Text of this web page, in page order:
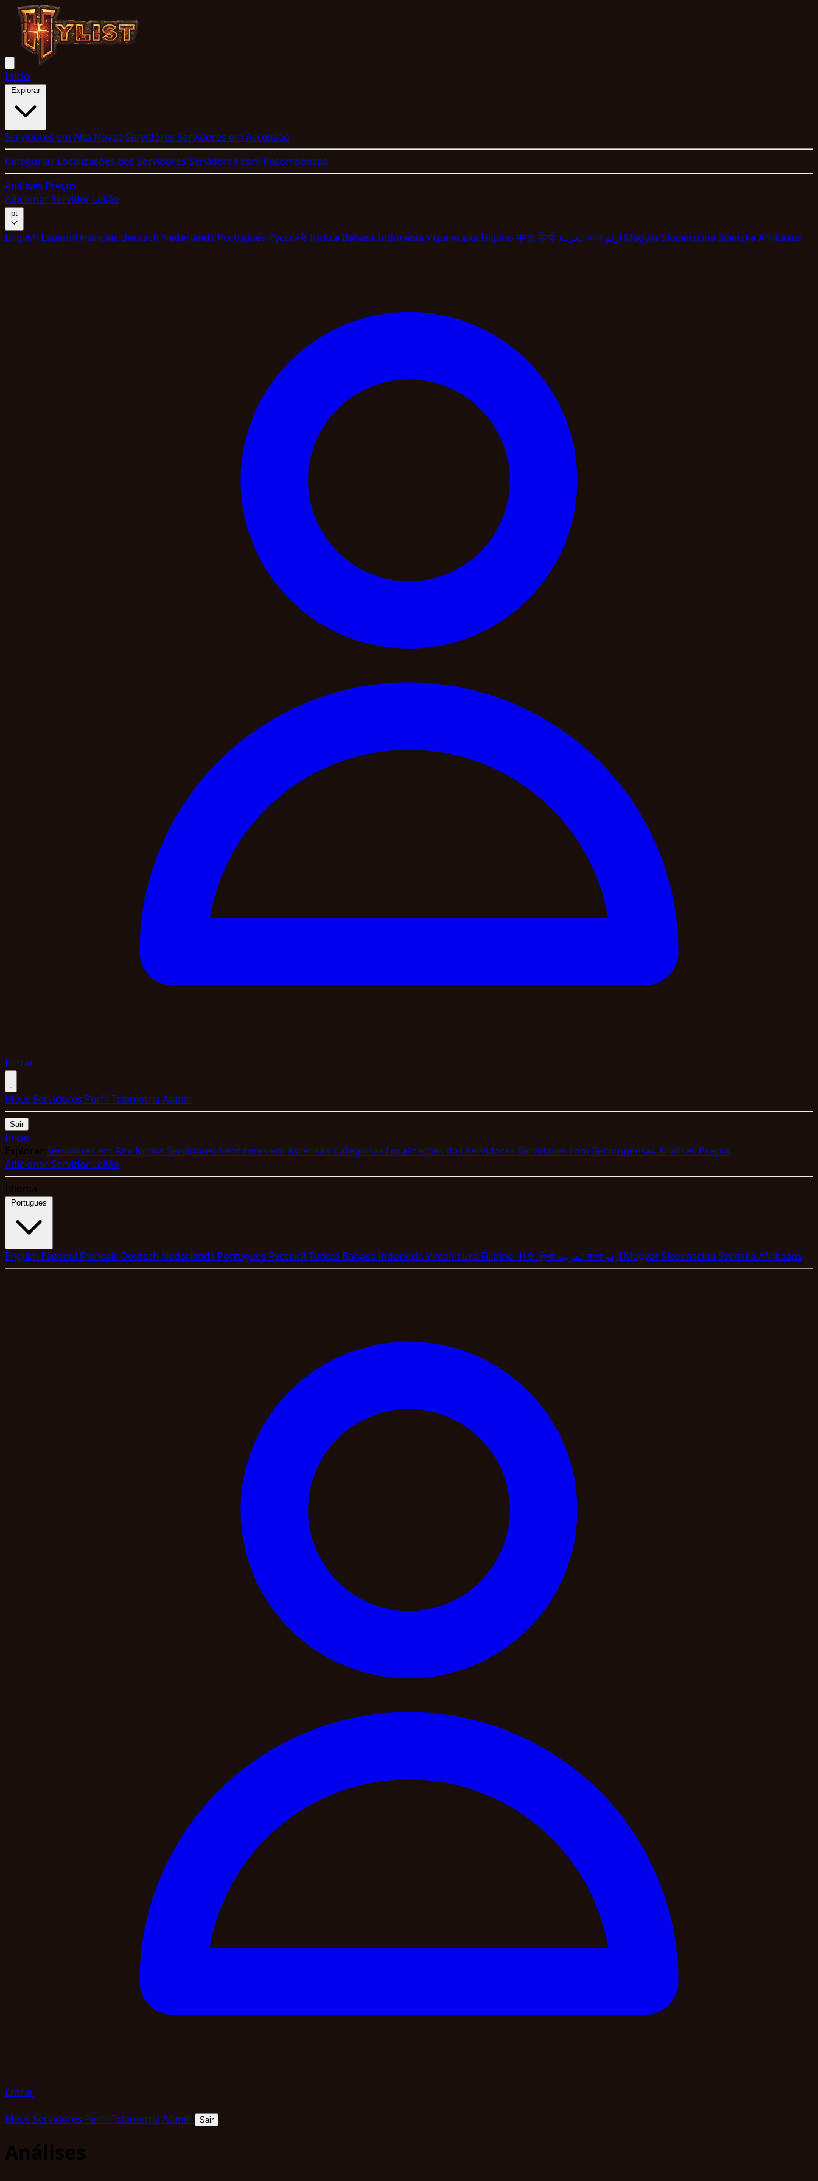
Início
Explorar
Servidores em Alta Novos Servidores Servidores em Ascensão
Categorias Localizações dos Servidores Servidores com Recompensas
Análises Preços
Adicionar Servidor Leilão
pt
English Espanol Francais Deutsch Nederlands Portugues Pyccкий Turkce Bahasa Indonesia Укpaїнcькa Filipino 中文हिन्दी বাংলা MagyarSlovenscina Svenska Afrikaans
Entrar
Meus Servidores Perfil Telemetria Admin
Sair
Início
Explorar Servidores em Alta Novos Servidores Servidores em Ascensão Categorias Localizações dos Servidores Servidores com Recompensas Análises Preços
Adicionar Servidor Leilão
Idioma
Portugues
English Espanol Francais Deutsch Nederlands Portugues Pyccкий Turkce Bahasa Indonesia Укpaїнcькa Filipino 中文हिन्दी বাংলা MagyarSlovenscina Svenska Afrikaans
Entrar
Meus Servidores Perfil Telemetria Admin Sair
Análises